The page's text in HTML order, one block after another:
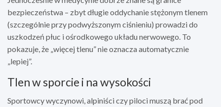
bezpieczeństwa – zbyt długie oddychanie stężonym tlenem
(szczególnie przy podwyższonym ciśnieniu) prowadzi do
uszkodzeń płuc i ośrodkowego układu nerwowego. To
pokazuje, że „więcej tlenu” nie oznacza automatycznie
„lepiej”.
Tlen w sporcie i na wysokości
Sportowcy wyczynowi, alpiniści czy piloci muszą brać pod